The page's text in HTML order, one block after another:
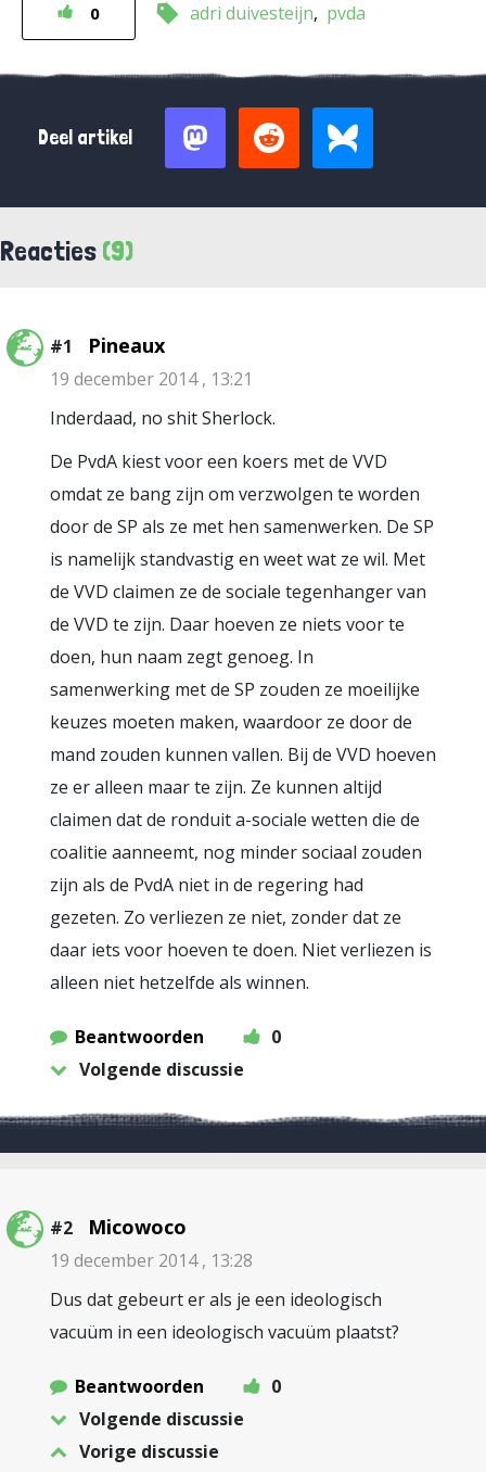
0 adri duivesteijn pvda
Deel artikel
Reacties (9)
#1 Pineaux
19 december 2014 , 13:21
Inderdaad, no shit Sherlock.
De PvdA kiest voor een koers met de VVD
omdat ze bang zijn om verzwolgen te worden
door de SP als ze met hen samenwerken. De SP
is namelijk standvastig en weet wat ze wil. Met
de VVD claimen ze de sociale tegenhanger van
de VVD te zijn. Daar hoeven ze niets voor te
doen, hun naam zegt genoeg. In
samenwerking met de SP zouden ze moeilijke
keuzes moeten maken, waardoor ze door de
mand zouden kunnen vallen. Bij de VVD hoeven
ze er alleen maar te zijn. Ze kunnen altijd
claimen dat de ronduit a-sociale wetten die de
coalitie aanneemt, nog minder sociaal zouden
zijn als de PvdA niet in de regering had
gezeten. Zo verliezen ze niet, zonder dat ze
daar iets voor hoeven te doen. Niet verliezen is
alleen niet hetzelfde als winnen.
Beantwoorden
0
Volgende discussie
#2 Micowoco
19 december 2014 , 13:28
Dus dat gebeurt er als je een ideologisch
vacuüm in een ideologisch vacuüm plaatst?
Beantwoorden
0
Volgende discussie
Vorige discussie